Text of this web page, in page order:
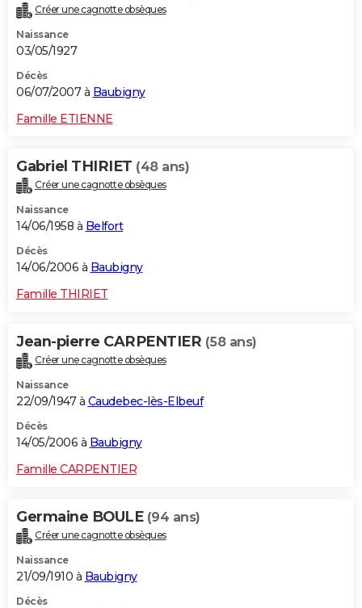
Créer une cagnotte obsèques
Naissance
03/05/1927
Décès
06/07/2007 à Baubigny
Famille ETIENNE
Gabriel THIRIET (48 ans)
Créer une cagnotte obsèques
Naissance
14/06/1958 à Belfort
Décès
14/06/2006 à Baubigny
Famille THIRIET
Jean-pierre CARPENTIER (58 ans)
Créer une cagnotte obsèques
Naissance
22/09/1947 à Caudebec-lès-Elbeuf
Décès
14/05/2006 à Baubigny
Famille CARPENTIER
Germaine BOULE (94 ans)
Créer une cagnotte obsèques
Naissance
21/09/1910 à Baubigny
Décès